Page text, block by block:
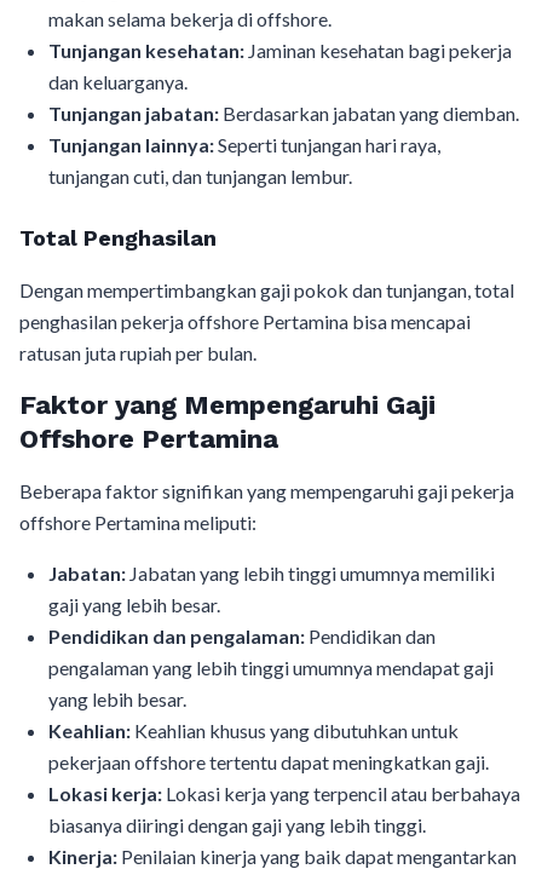
makan selama bekerja di offshore.
Tunjangan kesehatan: Jaminan kesehatan bagi pekerja
dan keluarganya.
Tunjangan jabatan: Berdasarkan jabatan yang diemban.
Tunjangan lainnya:Seperti tunjangan hari raya,
tunjangan cuti, dan tunjangan lembur.
Total Penghasilan
Dengan mempertimbangkan gaji pokok dan tunjangan, total
penghasilan pekerja offshore Pertamina bisa mencapai
ratusan juta rupiah per bulan.
Faktor yang Mempengaruhi Gaji
Offshore Pertamina
Beberapa faktor signifikan yang mempengaruhi gaji pekerja
offshore Pertamina meliputi:
Jabatan: Jabatan yang lebih tinggi umumnya memiliki
gaji yang lebih besar.
Pendidikan dan pengalaman: Pendidikan dan
pengalaman yang lebih tinggi umumnya mendapat gaji
yang lebih besar.
Keahlian: Keahlian khusus yang dibutuhkan untuk
pekerjaan offshore tertentu dapat meningkatkan gaji.
Lokasi kerja: Lokasi kerja yang terpencil atau berbahaya
biasanya diiringi dengan gaji yang lebih tinggi.
Kinerja: Penilaian kinerja yang baik dapat mengantarkan